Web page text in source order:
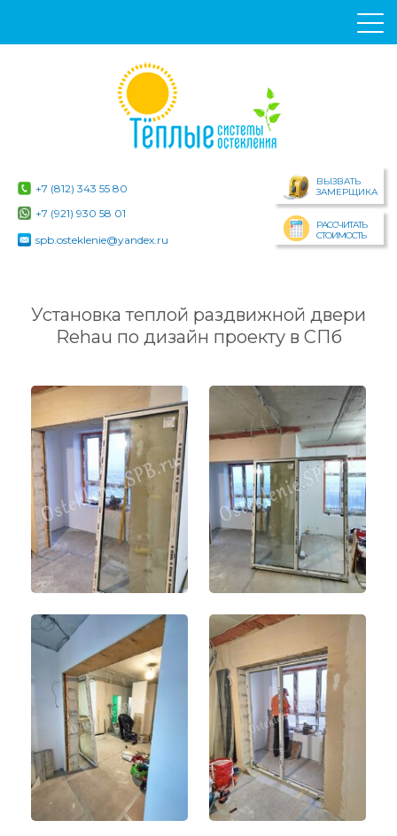
+7 (812) 343 55 80
+7 (921) 930 58 01
spb.osteklenie@yandex.ru
ВЫЗВАТЬ
ЗАМЕРЩИКА
РАССЧИТАТЬ
СТОИМОСТЬ
Установка теплой раздвижной двери
Rehau по дизайн проекту в СПб